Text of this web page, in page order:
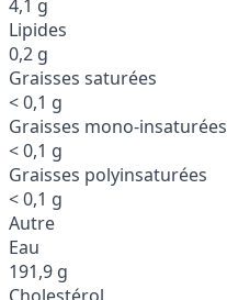
4,1 g
Lipides
0,2 g
Graisses saturées
< 0,1 g
Graisses mono-insaturées
< 0,1 g
Graisses polyinsaturées
< 0,1 g
Autre
Eau
191,9 g